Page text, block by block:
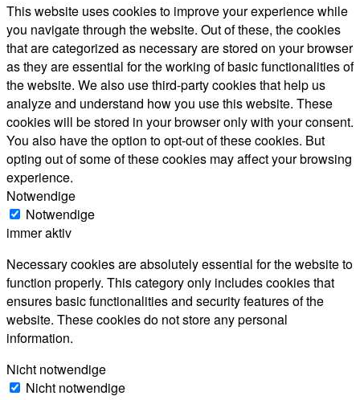
This website uses cookies to improve your experience while
you navigate through the website. Out of these, the cookies
that are categorized as necessary are stored on your browser
as they are essential for the working of basic functionalities of
the website. We also use third-party cookies that help us
analyze and understand how you use this website. These
cookies will be stored in your browser only with your consent.
You also have the option to opt-out of these cookies. But
opting out of some of these cookies may affect your browsing
experience.
Notwendige
Notwendige
immer aktiv
Necessary cookies are absolutely essential for the website to
function properly. This category only includes cookies that
ensures basic functionalities and security features of the
website. These cookies do not store any personal
information.
Nicht notwendige
Nicht notwendige